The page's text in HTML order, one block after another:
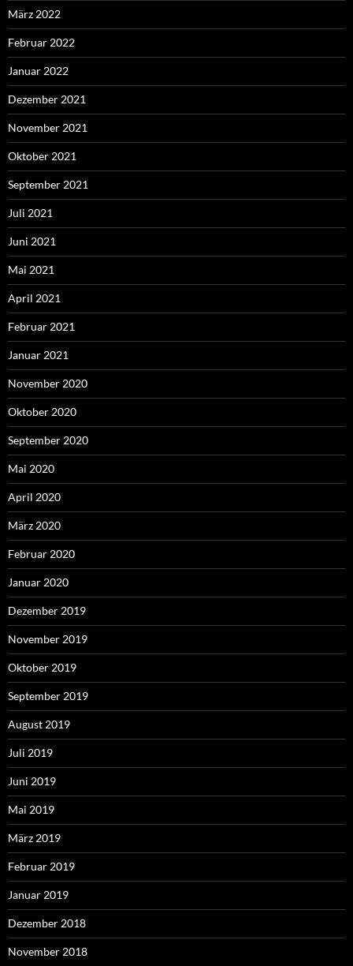
März 2022
Februar 2022
Januar 2022
Dezember 2021
November 2021
Oktober 2021
September 2021
Juli 2021
Juni 2021
Mai 2021
April 2021
Februar 2021
Januar 2021
November 2020
Oktober 2020
September 2020
Mai 2020
April 2020
März 2020
Februar 2020
Januar 2020
Dezember 2019
November 2019
Oktober 2019
September 2019
August 2019
Juli 2019
Juni 2019
Mai 2019
März 2019
Februar 2019
Januar 2019
Dezember 2018
November 2018